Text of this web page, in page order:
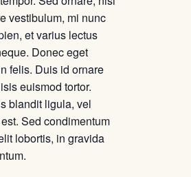
vestibulum, mi nunc
et varius lectus
Donec eget
felis. Duis id ornare
euismod tortor.
blandit ligula, vel
Sed condimentum
lobortis, in gravida